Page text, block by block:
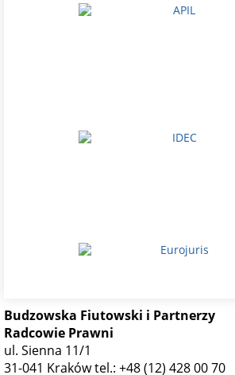
Budzowska Fiutowski i Partnerzy
Radcowie Prawni
ul. Sienna 11/1
31-041 Krakówtel.: +48 (12) 428 00 70